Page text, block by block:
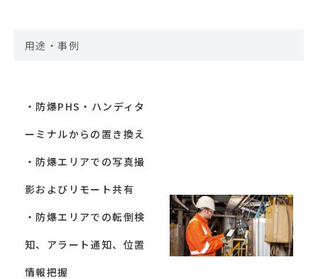
用途・事例
・防爆PHS・ハンディタ
ーミナルからの置き換え
・防爆エリアでの写真撮
影およびリモート共有
・防爆エリアでの転倒検
知、アラート通知、位置
情報把握